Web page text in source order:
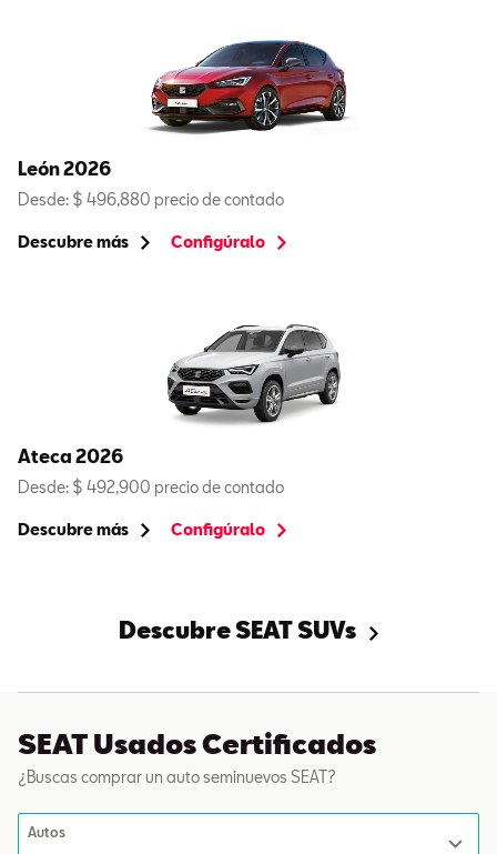
León 2026
Desde: $ 496,880 precio de contado
Descubre más Configúralo
Ateca 2026
Desde: $ 492,900 precio de contado
Descubre más Configúralo
Descubre SEAT SUVs
SEAT Usados Certificados
¿Buscas comprar un auto seminuevos SEAT?
Autos